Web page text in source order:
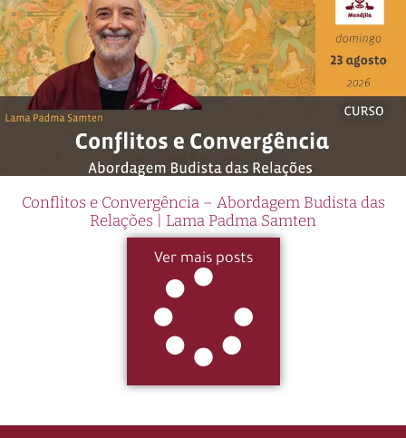
Conflitos e Convergência – Abordagem Budista das
Relações | Lama Padma Samten
Ver mais posts